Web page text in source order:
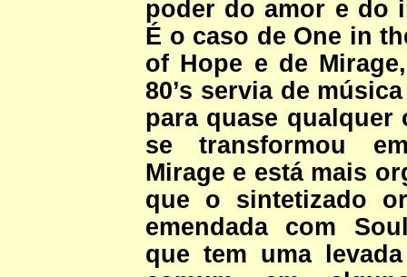
poder do amor e do
É o caso de One in
of Hope e de
80’s servia de
para quase qualquer
se transformou
Mirage e está mais
que o sintetizado
emendada com
que tem uma